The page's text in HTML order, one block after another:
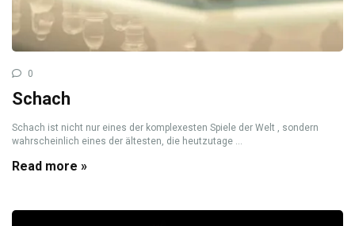
0
Schach
Schach ist nicht nur eines der komplexesten Spiele der Welt , sondern
wahrscheinlich eines der ältesten, die heutzutage ...
Read more »